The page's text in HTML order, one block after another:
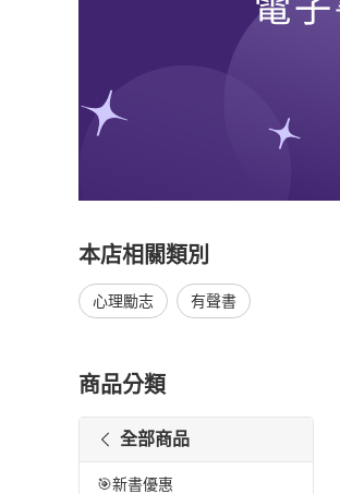
本店相關類別
心理勵志 有聲書
商品分類
全部商品
🎯新書優惠